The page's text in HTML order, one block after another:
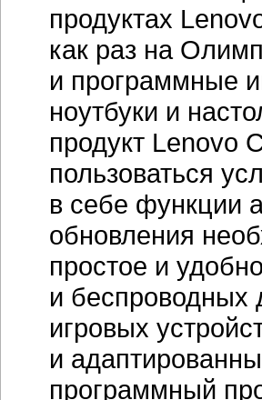
продуктах
как раз на
и программные
ноутбуки и
продукт Lenovo
пользоваться
в себе функции
обновления
простое и
и беспроводных
игровых
и
программный